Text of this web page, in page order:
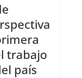
trabajo
país